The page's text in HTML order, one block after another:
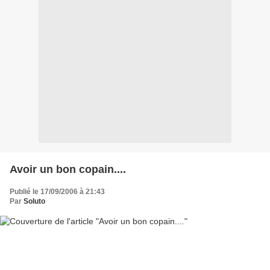
Avoir un bon copain....
Publié le 17/09/2006 à 21:43
Par Soluto